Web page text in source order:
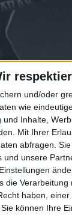
und/oder
wie
Inhalte,
Mit Ihrer
abfragen.
unsere
die
haben,
können Ihre